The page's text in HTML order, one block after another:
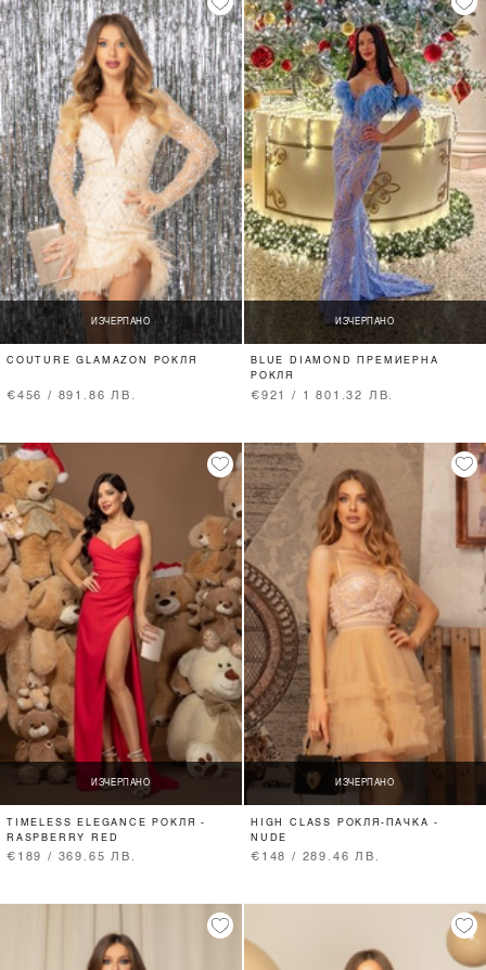
ИЗЧЕРПАНО
COUTURE GLAMAZON РОКЛЯ
€456 / 891.86 ЛВ.
ИЗЧЕРПАНО
BLUE DIAMOND ПРЕМИЕРНА
РОКЛЯ
€921 / 1 801.32 ЛВ.
ИЗЧЕРПАНО
TIMELESS ELEGANCE РОКЛЯ -
RASPBERRY RED
€189 / 369.65 ЛВ.
ИЗЧЕРПАНО
HIGH CLASS РОКЛЯ-ПАЧКА -
NUDE
€148 / 289.46 ЛВ.